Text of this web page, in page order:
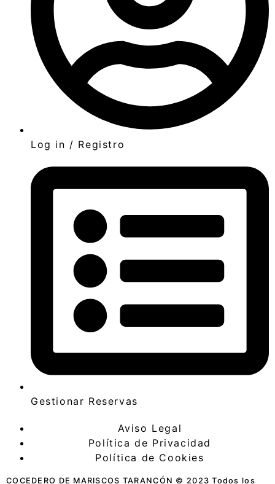
Log in / Registro
Gestionar Reservas
Aviso Legal
Política de Privacidad
Política de Cookies
COCEDERO DE MARISCOS TARANCÓN © 2023 Todos los